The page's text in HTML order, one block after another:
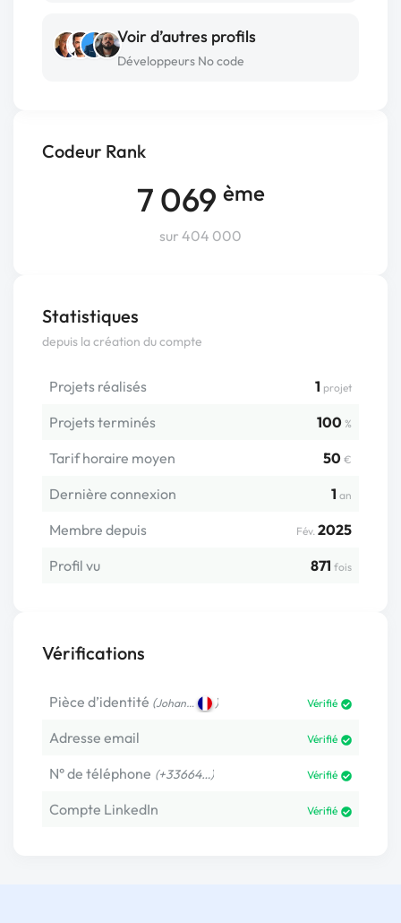
Codeur Rank
7 069 ème
sur 404 000
Statistiques
depuis la création du compte
Projets réalisés 1 projet
Projets terminés 100 %
Tarif horaire moyen 50 €
Dernière connexion 1 an
Membre depuis Fév. 2025
Profil vu
871 fois
Vérifications
Pièce d’identité (Johan… ) Vérifié
Adresse email Vérifié
N° de téléphone (+33664…) Vérifié
Compte LinkedIn Vérifié
Voir d’autres profils
Développeurs No code